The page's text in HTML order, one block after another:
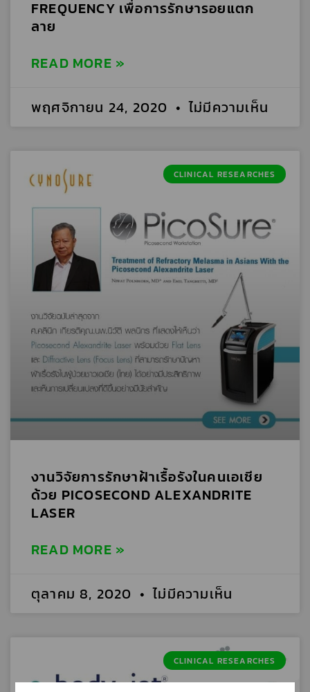
FREQUENCY เพื่อการรักษารอยแตก
ลาย
READ MORE »
พฤศจิกายน 24, 2020 ไม่มีความเห็น
CLINICAL RESEARCHES
งานวิจัยการรักษาฝ้าเรื้อรังในคนเอเชีย
ด้วย PICOSECOND ALEXANDRITE
LASER
READ MORE »
ตุลาคม 8, 2020 ไม่มีความเห็น
CLINICAL RESEARCHES